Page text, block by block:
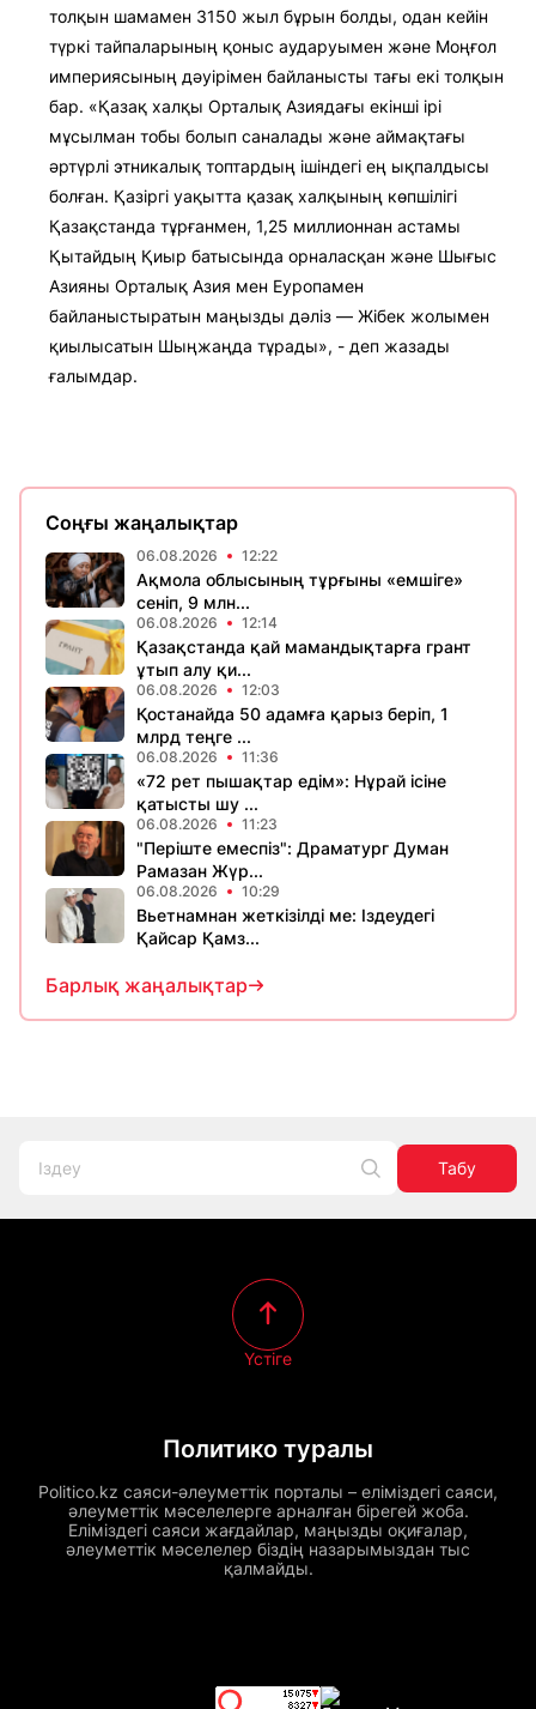
толқын шамамен 3150 жыл бұрын болды, одан кейін
түркі тайпаларының қоныс аударуымен және Моңғол
империясының дәуірімен байланысты тағы екі толқын
бар. «Қазақ халқы Орталық Азиядағы екінші ірі
мұсылман тобы болып саналады және аймақтағы
әртүрлі этникалық топтардың ішіндегі ең ықпалдысы
болған. Қазіргі уақытта қазақ халқының көпшілігі
Қазақстанда тұрғанмен, 1,25 миллионнан астамы
Қытайдың Қиыр батысында орналасқан және Шығыс
Азияны Орталық Азия мен Еуропамен
байланыстыратын маңызды дәліз — Жібек жолымен
қиылысатын Шыңжаңда тұрады», - деп жазады
ғалымдар.
Соңғы жаңалықтар
06.08.2026 12:22
Ақмола облысының тұрғыны «емшіге»
сеніп, 9 млн...
06.08.2026 12:14
Қазақстанда қай мамандықтарға грант
ұтып алу қи...
06.08.2026 12:03
Қостанайда 50 адамға қарыз беріп, 1
млрд теңге ...
06.08.2026 11:36
«72 рет пышақтар едім»: Нұрай ісіне
қатысты шу ...
06.08.2026 11:23
​"Періште емеспіз": Драматург Думан
Рамазан Жүр...
06.08.2026 10:29
Вьетнамнан жеткізілді ме: Іздеудегі
Қайсар Қамз...
Барлық жаңалықтар
Табу
Политико туралы
Politico.kz саяси-әлеуметтік порталы – еліміздегі саяси,
әлеуметтік мәселелерге арналған бірегей жоба.
Еліміздегі саяси жағдайлар, маңызды оқиғалар,
әлеуметтік мәселелер біздің назарымыздан тыс
қалмайды.
Үстіге